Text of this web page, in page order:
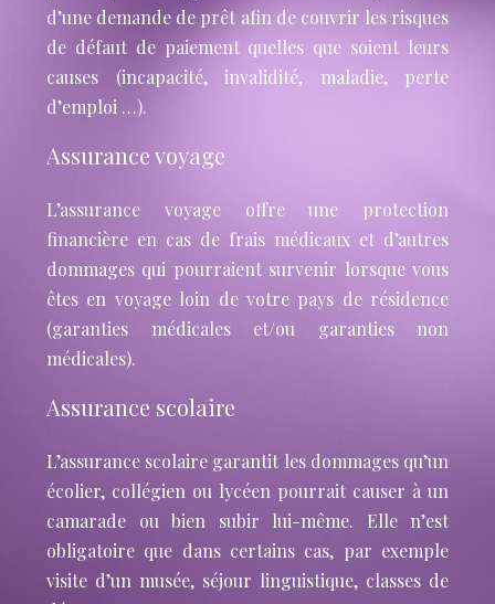
d’une demande de prêt afin de couvrir les risques
de défaut de paiement quelles que soient leurs
causes (incapacité, invalidité, maladie, perte
d’emploi …).
Assurance voyage
L’assurance voyage offre une protection
financière en cas de frais médicaux et d’autres
dommages qui pourraient survenir lorsque vous
êtes en voyage loin de votre pays de résidence
(garanties médicales et/ou garanties non
médicales).
Assurance scolaire
L’assurance scolaire garantit les dommages qu’un
écolier, collégien ou lycéen pourrait causer à un
camarade ou bien subir lui-même. Elle n’est
obligatoire que dans certains cas, par exemple
visite d’un musée, séjour linguistique, classes de